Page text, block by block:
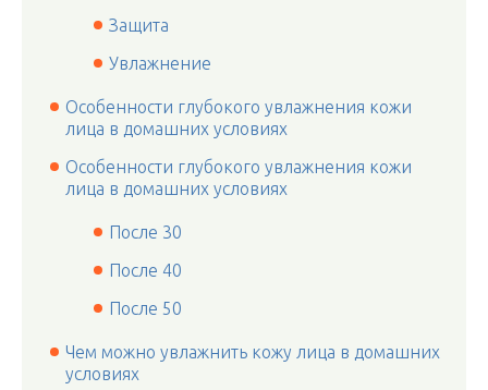
Защита
Увлажнение
Особенности глубокого увлажнения кожи
лица в домашних условиях
Особенности глубокого увлажнения кожи
лица в домашних условиях
После 30
После 40
После 50
Чем можно увлажнить кожу лица в домашних
условиях